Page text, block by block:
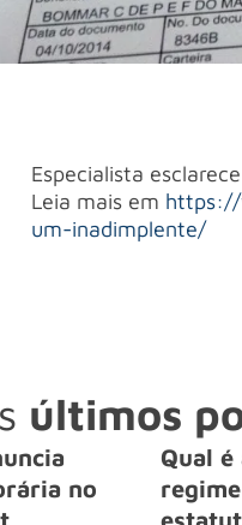
Especialista
Leia mais em https://
um-inadimplente/
últimos
no
Qual